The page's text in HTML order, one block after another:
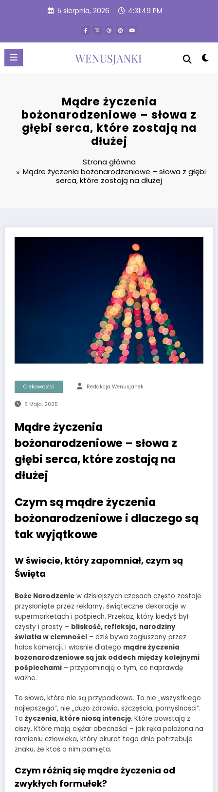
5 sierpnia, 2026 4:31:50 PM
Mądre życzenia
bożonarodzeniowe – słowa z
głębi serca, które zostają na
dłużej
Strona główna
Mądre życzenia bożonarodzeniowe – słowa z głębi
serca, które zostają na dłużej
Ciekawostki Redakcja Wenusjanek
5 Maja, 2025
Mądre życzenia
bożonarodzeniowe – słowa z
głębi serca, które zostają na
dłużej
Czym są mądre życzenia
bożonarodzeniowe i dlaczego są
tak wyjątkowe
W świecie, który zapomniał, czym są
Święta
Boże Narodzenie w dzisiejszych czasach często zostaje
przysłonięte przez reklamy, świąteczne dekoracje w
supermarketach i pośpiech. Przekaz, który kiedyś był
czysty i prosty – bliskość, refleksja, narodziny
światła w ciemności – dziś bywa zagłuszany przez
hałas komercji. I właśnie dlatego mądre życzenia
bożonarodzeniowe są jak oddech między kolejnymi
pośpiechami – przypominają o tym, co naprawdę
ważne.
To słowa, które nie są przypadkowe. To nie „wszystkiego
najlepszego”, nie „dużo zdrowia, szczęścia, pomyślności”.
To życzenia, które niosą intencję. Które powstają z
ciszy. Które mają ciężar obecności – jak ręka położona na
ramieniu człowieka, który akurat tego dnia potrzebuje
znaku, że ktoś o nim pamięta.
Czym różnią się mądre życzenia od
zwykłych formułek?